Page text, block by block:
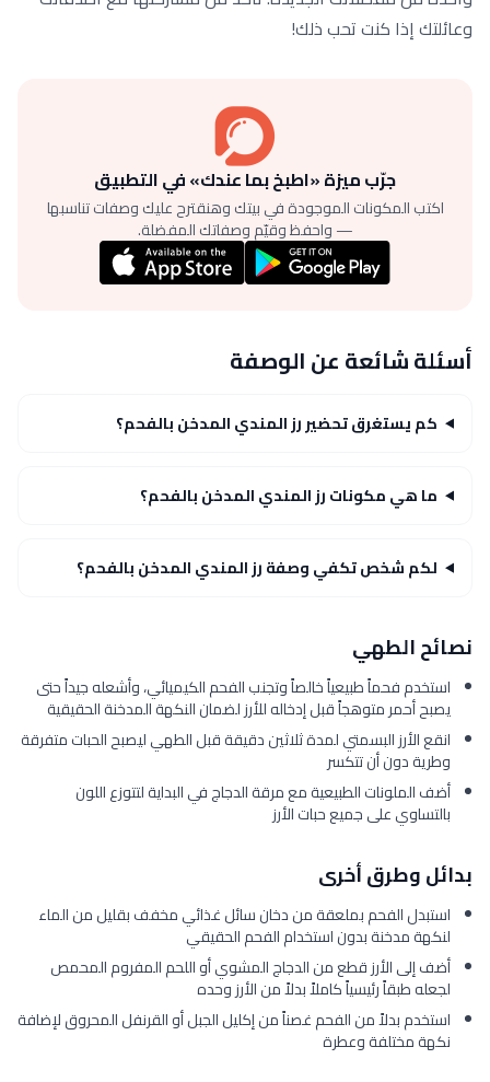
وعائلتك إذا كنت تحب ذلك!
جرّب ميزة «اطبخ بما عندك» في التطبيق
اكتب المكونات الموجودة في بيتك وهنقترح عليك وصفات تناسبها
— واحفظ وقيّم وصفاتك المفضلة.
أسئلة شائعة عن الوصفة
كم يستغرق تحضير رز المندي المدخن بالفحم؟
ما هي مكونات رز المندي المدخن بالفحم؟
لكم شخص تكفي وصفة رز المندي المدخن بالفحم؟
نصائح الطهي
استخدم فحماً طبيعياً خالصاً وتجنب الفحم الكيميائي، وأشعله جيداً حتى
يصبح أحمر متوهجاً قبل إدخاله للأرز لضمان النكهة المدخنة الحقيقية
انقع الأرز البسمتي لمدة ثلاثين دقيقة قبل الطهي ليصبح الحبات متفرقة
وطرية دون أن تتكسر
أضف الملونات الطبيعية مع مرقة الدجاج في البداية لتتوزع اللون
بالتساوي على جميع حبات الأرز
بدائل وطرق أخرى
استبدل الفحم بملعقة من دخان سائل غذائي مخفف بقليل من الماء
لنكهة مدخنة بدون استخدام الفحم الحقيقي
أضف إلى الأرز قطع من الدجاج المشوي أو اللحم المفروم المحمص
لجعله طبقاً رئيسياً كاملاً بدلاً من الأرز وحده
استخدم بدلاً من الفحم غصناً من إكليل الجبل أو القرنفل المحروق لإضافة
نكهة مختلفة وعطرة